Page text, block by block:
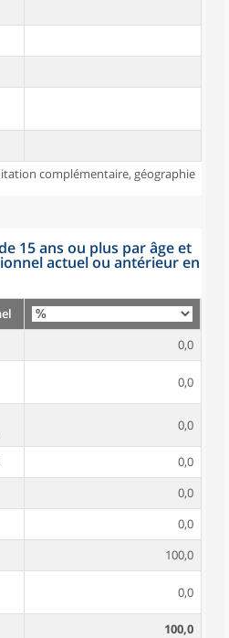
complémentaire, géographie
15 ans ou plus par âge et
actuel ou antérieur en
0,0
0,0
0,0
0,0
0,0
0,0
100,0
0,0
100,0